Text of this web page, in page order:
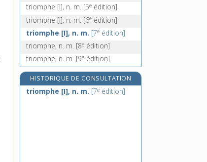
triomphe [I], n. m. [5e édition]
triomphe [I], n. m. [6e édition]
triomphe [I], n. m. [7e édition]
triomphe, n. m. [8e édition]
triomphe, n. m. [9e édition]
HISTORIQUE DE CONSULTATION
triomphe [I], n. m. [7e édition]